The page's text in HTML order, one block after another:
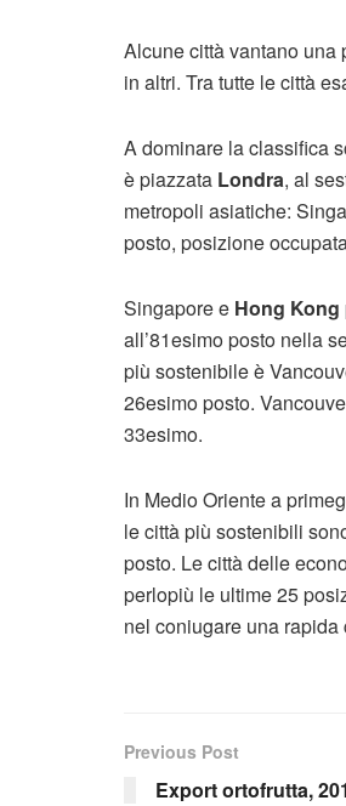
Alcune città vantano una
in altri. Tra tutte le città
A dominare la classifica
è piazzata Londra, al
metropoli asiatiche:
posto, posizione
Singapore e Hong Kong
all’81esimo posto nella
più sostenibile è
26esimo posto.
33esimo.
In Medio Oriente a
le città più sostenibili
posto. Le città delle
perlopiù le ultime 25
nel coniugare una
Previous Post
Export ortofrutta,